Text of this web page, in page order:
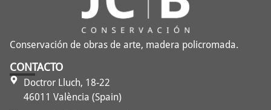
Conservación de obras de arte, madera policromada.
CONTACTO
Doctror Lluch, 18-22
46011 València (Spain)